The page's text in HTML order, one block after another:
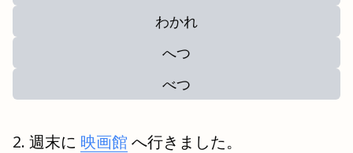
わかれ
へつ
べつ
週末に 映画館 へ行きました。